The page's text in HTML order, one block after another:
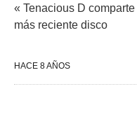
« Tenacious D
más reciente disco
HACE 8 AÑOS